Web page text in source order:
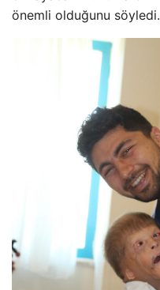
önemli olduğunu söyledi.